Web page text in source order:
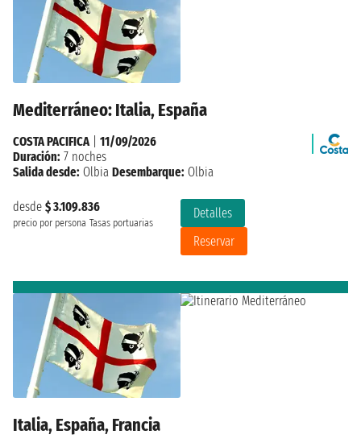
Mediterráneo: Italia, España
desde $ 3.109.836
precio por persona Tasas portuarias
Detalles
Reservar
COSTA PACIFICA| 11/09/2026
Duración: 7 noches
Salida desde: Olbia Desembarque: Olbia
Italia, España, Francia